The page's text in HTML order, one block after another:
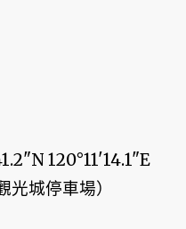
120°11'14.1"E
城停車場）